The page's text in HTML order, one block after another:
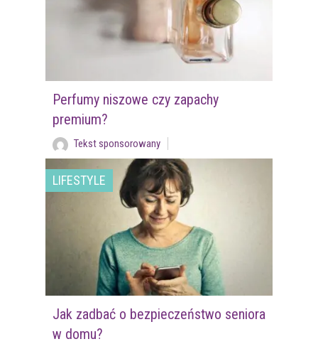
Perfumy niszowe czy zapachy
premium?
Tekst sponsorowany
LIFESTYLE
Jak zadbać o bezpieczeństwo seniora
w domu?